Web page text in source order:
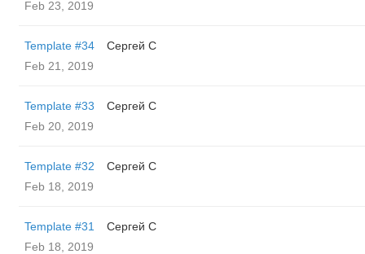
Feb 23, 2019
Template #34
Сергей С
Feb 21, 2019
Template #33
Сергей С
Feb 20, 2019
Template #32
Сергей С
Feb 18, 2019
Template #31
Сергей С
Feb 18, 2019